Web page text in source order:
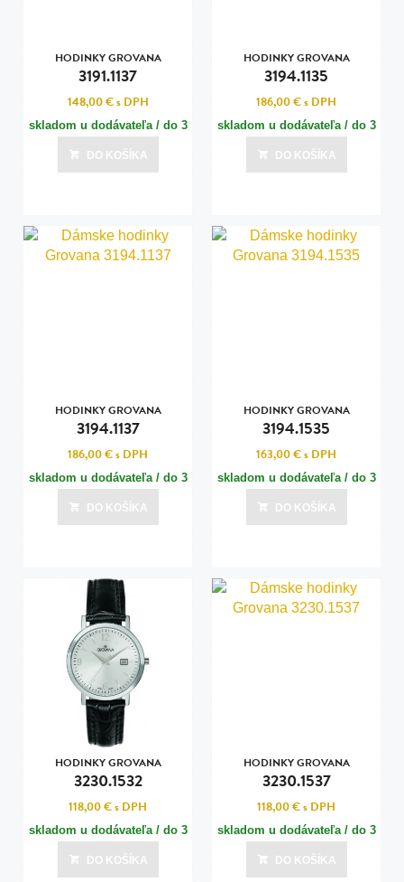
HODINKY GROVANA
3191.1137
148,00 €s DPH
skladom u dodávateľa / do 3
dní
Posledná aktualizácia dnes o 15:00
DO KOŠÍKA
HODINKY GROVANA
3194.1135
186,00 €s DPH
skladom u dodávateľa / do 3
dní
Posledná aktualizácia dnes o 15:00
DO KOŠÍKA
HODINKY GROVANA
3194.1137
186,00 €s DPH
skladom u dodávateľa / do 3
dní
Posledná aktualizácia dnes o 15:00
DO KOŠÍKA
HODINKY GROVANA
3194.1535
163,00 €s DPH
skladom u dodávateľa / do 3
dní
Posledná aktualizácia dnes o 15:00
DO KOŠÍKA
HODINKY GROVANA
3230.1532
118,00 €s DPH
skladom u dodávateľa / do 3
dní
Posledná aktualizácia dnes o 15:00
DO KOŠÍKA
HODINKY GROVANA
3230.1537
118,00 €s DPH
skladom u dodávateľa / do 3
dní
Posledná aktualizácia dnes o 15:00
DO KOŠÍKA